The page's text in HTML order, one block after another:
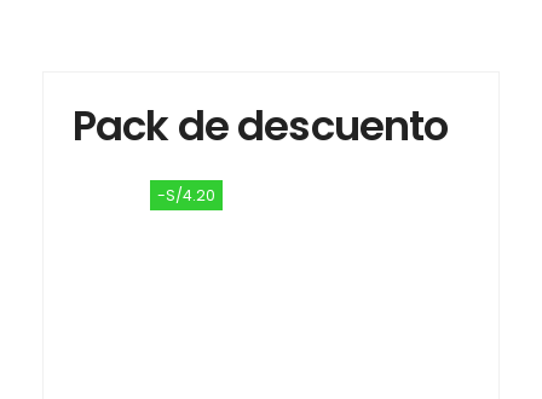
Pack de descuento
-S/4.20